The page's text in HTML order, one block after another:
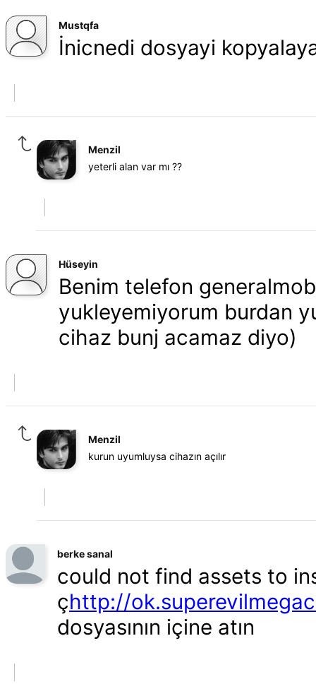
Mustqfa
İnicnedi dosyayi
Menzil
yeterli alan var mı ??
Hüseyin
Benim telefon
yukleyemiyorum burdan
cihaz bunj acamaz diyo)
Menzil
kurun uyumluysa cihazın açılır
berke sanal
could not find assets to
çhttp://
dosyasının içine atın